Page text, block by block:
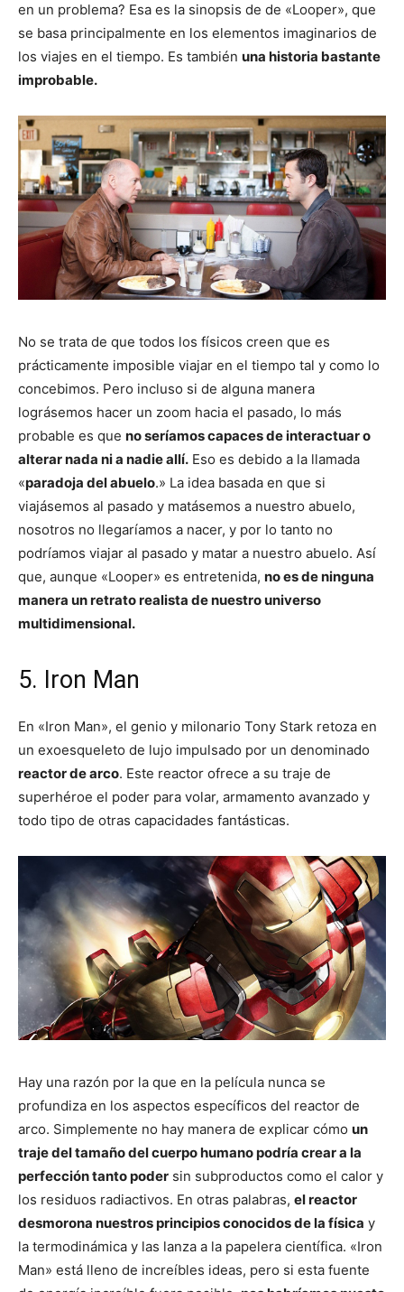
en un problema? Esa es la sinopsis de de «Looper», que
se basa principalmente en los elementos imaginarios de
los viajes en el tiempo. Es también una historia bastante
improbable.
No se trata de que todos los físicos creen que es
prácticamente imposible viajar en el tiempo tal y como lo
concebimos. Pero incluso si de alguna manera
lográsemos hacer un zoom hacia el pasado, lo más
probable es que no seríamos capaces de interactuar o
alterar nada ni a nadie allí. Eso es debido a la llamada
«paradoja del abuelo.» La idea basada en que si
viajásemos al pasado y matásemos a nuestro abuelo,
nosotros no llegaríamos a nacer, y por lo tanto no
podríamos viajar al pasado y matar a nuestro abuelo. Así
que, aunque «Looper» es entretenida, no es de ninguna
manera un retrato realista de nuestro universo
multidimensional.
5. Iron Man
En «Iron Man», el genio y milonario Tony Stark retoza en
un exoesqueleto de lujo impulsado por un denominado
reactor de arco. Este reactor ofrece a su traje de
superhéroe el poder para volar, armamento avanzado y
todo tipo de otras capacidades fantásticas.
Hay una razón por la que en la película nunca se
profundiza en los aspectos específicos del reactor de
arco. Simplemente no hay manera de explicar cómo un
traje del tamaño del cuerpo humano podría crear a la
perfección tanto poder sin subproductos como el calor y
los residuos radiactivos. En otras palabras, el reactor
desmorona nuestros principios conocidos de la física y
la termodinámica y las lanza a la papelera científica. «Iron
Man» está lleno de increíbles ideas, pero si esta fuente